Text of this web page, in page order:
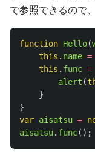
で参照できるので
function Hello(
this . name =
this . func =
alert (
}
}
var aisatsu =
aisatsu. func();